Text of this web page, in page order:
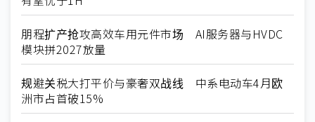
朋程扩产抢攻高效车用元件市场 AI服务器与HVDC
模块拼2027放量
规避关税大打平价与豪奢双战线 中系电动车4月欧
洲市占首破15%